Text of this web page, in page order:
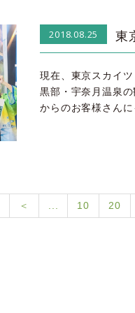
2018.08.25 東
現在、東京スカイ
黒部・宇奈月温泉
からのお客様さん
＜ 10 20